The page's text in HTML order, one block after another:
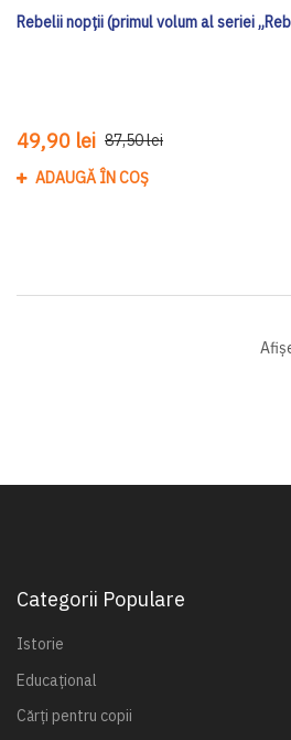
Rebelii nopții (primul volum al seriei
49,90 lei 87,50 lei
ADAUGĂ ÎN COȘ
Categorii Populare
Istorie
Educațional
Cărți pentru copii